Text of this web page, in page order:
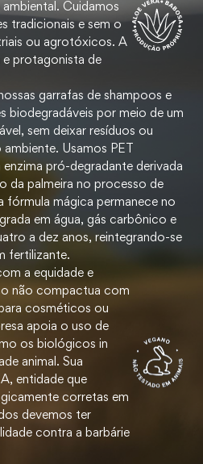
Cuidamos
tradicionais e sem o
ou agrotóxicos. A
e protagonista de
garrafas de shampoos e
biodegradáveis por meio de um
sem deixar resíduos ou
Usamos PET
pró-degradante derivada
da palmeira no processo de
fórmula mágica permanece no
em água, gás carbônico e
a dez anos, reintegrando-se
fertilizante.
a equidade e
não compactua com
cosméticos ou
apoia o uso de
os biológicos in
animal. Sua
entidade que
corretas em
devemos ter
contra a barbárie